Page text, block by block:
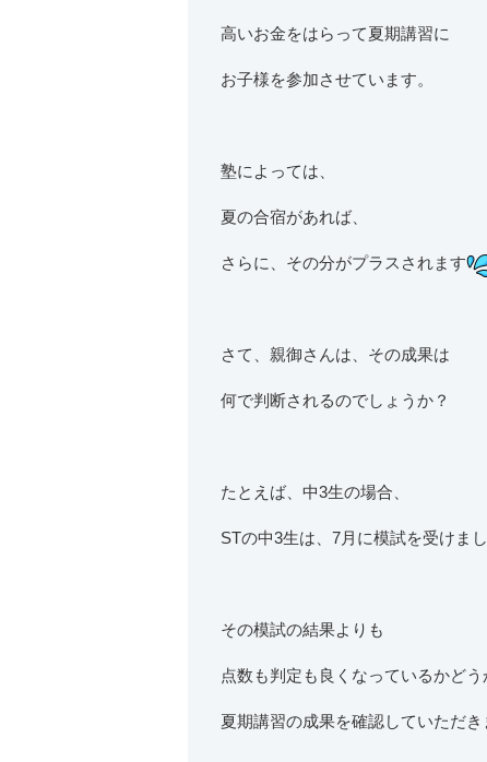
高いお金をはらって夏期講習に
お子様を参加させています。
塾によっては、
夏の合宿があれば、
さらに、その分がプラスされます
さて、親御さんは、その成果は
何で判断されるのでしょうか？
たとえば、中3生の場合、
STの中3生は、7月に模試を受けまし
その模試の結果よりも
点数も判定も良くなっているかどう
夏期講習の成果を確認していただき